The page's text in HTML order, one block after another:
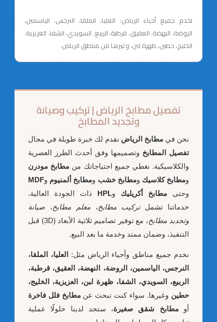
نخدم جميع أحياء الرياض: العليا، الملقا، النرجس، الياسمين،
الروضة، النهضة، العقيق، قرطبة، الربيع، السويدي، الشفا، العزيزية،
الخليج، حطين، ظهرة لبن، وغيرها من مناطق الرياض.
تفصيل مطابخ الرياض | تركيب وصيانة
وتجديد المطابخ
نحن في مطابخ الرياض نقدم لك خبرة طويلة في مجال
تفصيل المطابخ وتصميمها وفق أحدث الطرز العصرية
والكلاسيكية. نغطي جميع احتياجاتك من مطابخ مودرن
ومطابخ كلاسيك ومطابخ خشب ومطابخ ألمنيوم وMDF
وحتى مطابخ أكريليك وHPL ذات الجودة العالية.
خدماتنا تشملتركيب مطابخ، معلم مطابخ، صيانة
وتجديد مطابخ
، مع توفير تصاميم ثلاثية الأبعاد (3D) قبل
التنفيذ، وضمان ممتد وخدمة ما بعد البيع.
نخدم جميع مناطق وأحياء الرياض مثل:
العليا، الملقا،
النرجس، الياسمين، الروضة، النهضة، العقيق، قرطبة،
الربيع، السويدي، الشفا، ظهرة لبن، العزيزية، الخليج،
حطين وغيرها. سواء كنت تبحث عنمطابخ فلل فاخرة
أومطابخ شقق صغيرة، ستجد لدينا حلولًا عملية